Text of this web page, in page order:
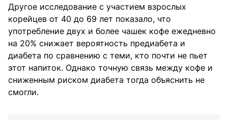
Другое исследование с участием взрослых
корейцев от 40 до 69 лет показало, что
употребление двух и более чашек кофе ежедневно
на 20% снижает вероятность предиабета и
диабета по сравнению с теми, кто почти не пьет
этот напиток. Однако точную связь между кофе и
сниженным риском диабета тогда объяснить не
смогли.